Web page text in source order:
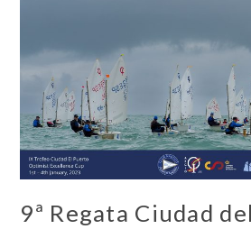
9ª Regata Ciudad